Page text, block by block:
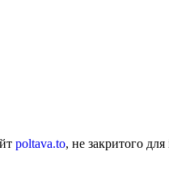
poltava.to, не закритого